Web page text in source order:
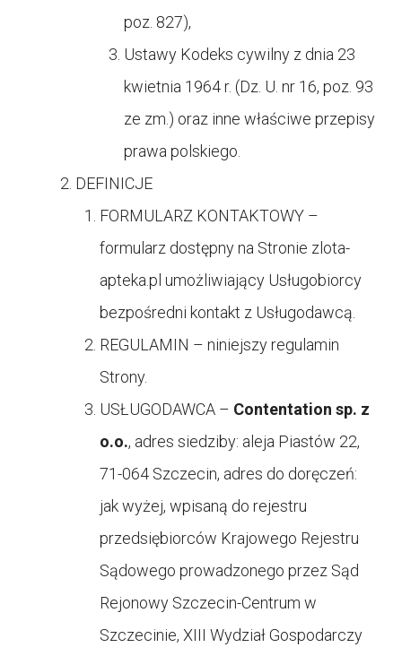
poz. 827),
Ustawy Kodeks cywilny z dnia 23
kwietnia 1964 r. (Dz. U. nr 16, poz. 93
ze zm.) oraz inne właściwe przepisy
prawa polskiego.
DEFINICJE
FORMULARZ KONTAKTOWY –
formularz dostępny na Stronie zlota-
apteka.pl umożliwiający Usługobiorcy
bezpośredni kontakt z Usługodawcą.
REGULAMIN – niniejszy regulamin
Strony.
USŁUGODAWCA – Contentation sp. z
o.o., adres siedziby: aleja Piastów 22,
71-064 Szczecin, adres do doręczeń:
jak wyżej, wpisaną do rejestru
przedsiębiorców Krajowego Rejestru
Sądowego prowadzonego przez Sąd
Rejonowy Szczecin-Centrum w
Szczecinie, XIII Wydział Gospodarczy